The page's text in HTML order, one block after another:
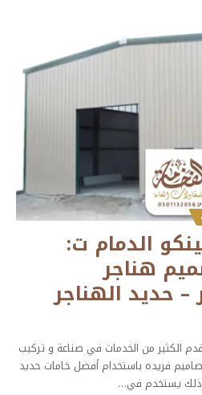
الدمام ت:
تصميم هناجر
– حديد الهناجر
الكثير من الخدمات في صناعة و تركيب
فريده باستخدام أفضل خامات حديد
ذلك يستخدم في…